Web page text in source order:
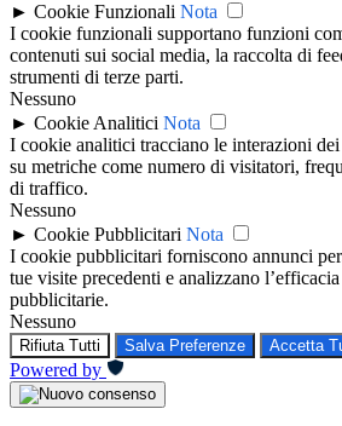
► Cookie Funzionali Nota
I cookie funzionali supportano funzioni
contenuti sui social media, la raccolta di
strumenti di terze parti.
Nessuno
► Cookie Analitici Nota
I cookie analitici tracciano le interazioni
su metriche come numero di visitatori,
di traffico.
Nessuno
► Cookie Pubblicitari Nota
I cookie pubblicitari forniscono annunci
tue visite precedenti e analizzano
pubblicitarie.
Nessuno
Rifiuta Tutti Salva Preferenze Accetta
Powered by